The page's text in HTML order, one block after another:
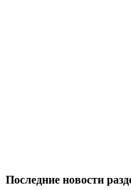
Последние новости